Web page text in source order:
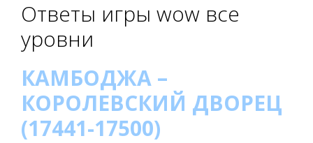
Ответы игры wow все
уровни
КАМБОДЖА –
КОРОЛЕВСКИЙ ДВОРЕЦ
(17441-17500)